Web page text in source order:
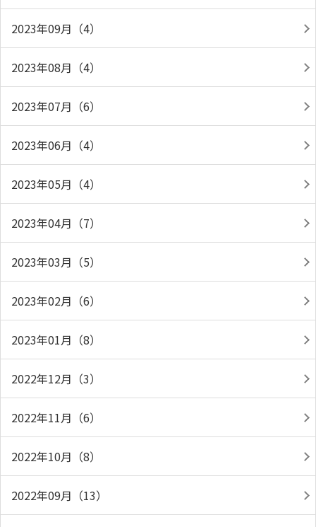
2023年09月（4）
2023年08月（4）
2023年07月（6）
2023年06月（4）
2023年05月（4）
2023年04月（7）
2023年03月（5）
2023年02月（6）
2023年01月（8）
2022年12月（3）
2022年11月（6）
2022年10月（8）
2022年09月（13）